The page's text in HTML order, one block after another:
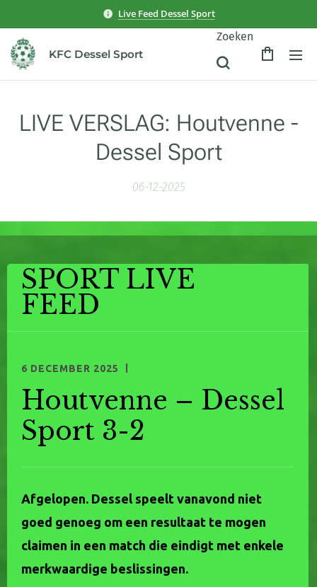
Live Feed Dessel Sport
KFC Dessel Sport
Zoeken
LIVE VERSLAG: Houtvenne -
Dessel Sport
06-12-2025